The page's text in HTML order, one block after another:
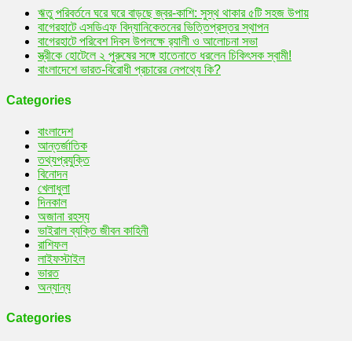
the
brink
of
collapse:
Taliban
ঋতু পরিবর্তনে ঘরে ঘরে বাড়ছে জ্বর-কাশি: সুস্থ থাকার ৫টি সহজ উপায়
বাগেরহাটে এসডিএফ বিদ্যানিকেতনের ভিত্তিপ্রস্তর স্থাপন
বাগেরহাটে পরিবেশ দিবস উপলক্ষে র‌্যালী ও আলোচনা সভা
স্ত্রীকে হোটেলে ২ পুরুষের সঙ্গে হাতেনাতে ধরলেন চিকিৎসক স্বামী!
বাংলাদেশে ভারত-বিরোধী প্রচারের নেপথ্যে কি?
Categories
বাংলাদেশ
আন্তর্জাতিক
তথ্যপ্রযুক্তি
বিনোদন
খেলাধুলা
দিনকাল
অজানা রহস্য
ভাইরাল ব্যক্তি জীবন কাহিনী
রাশিফল
লাইফস্টাইল
ভারত
অন্যান্য
Categories